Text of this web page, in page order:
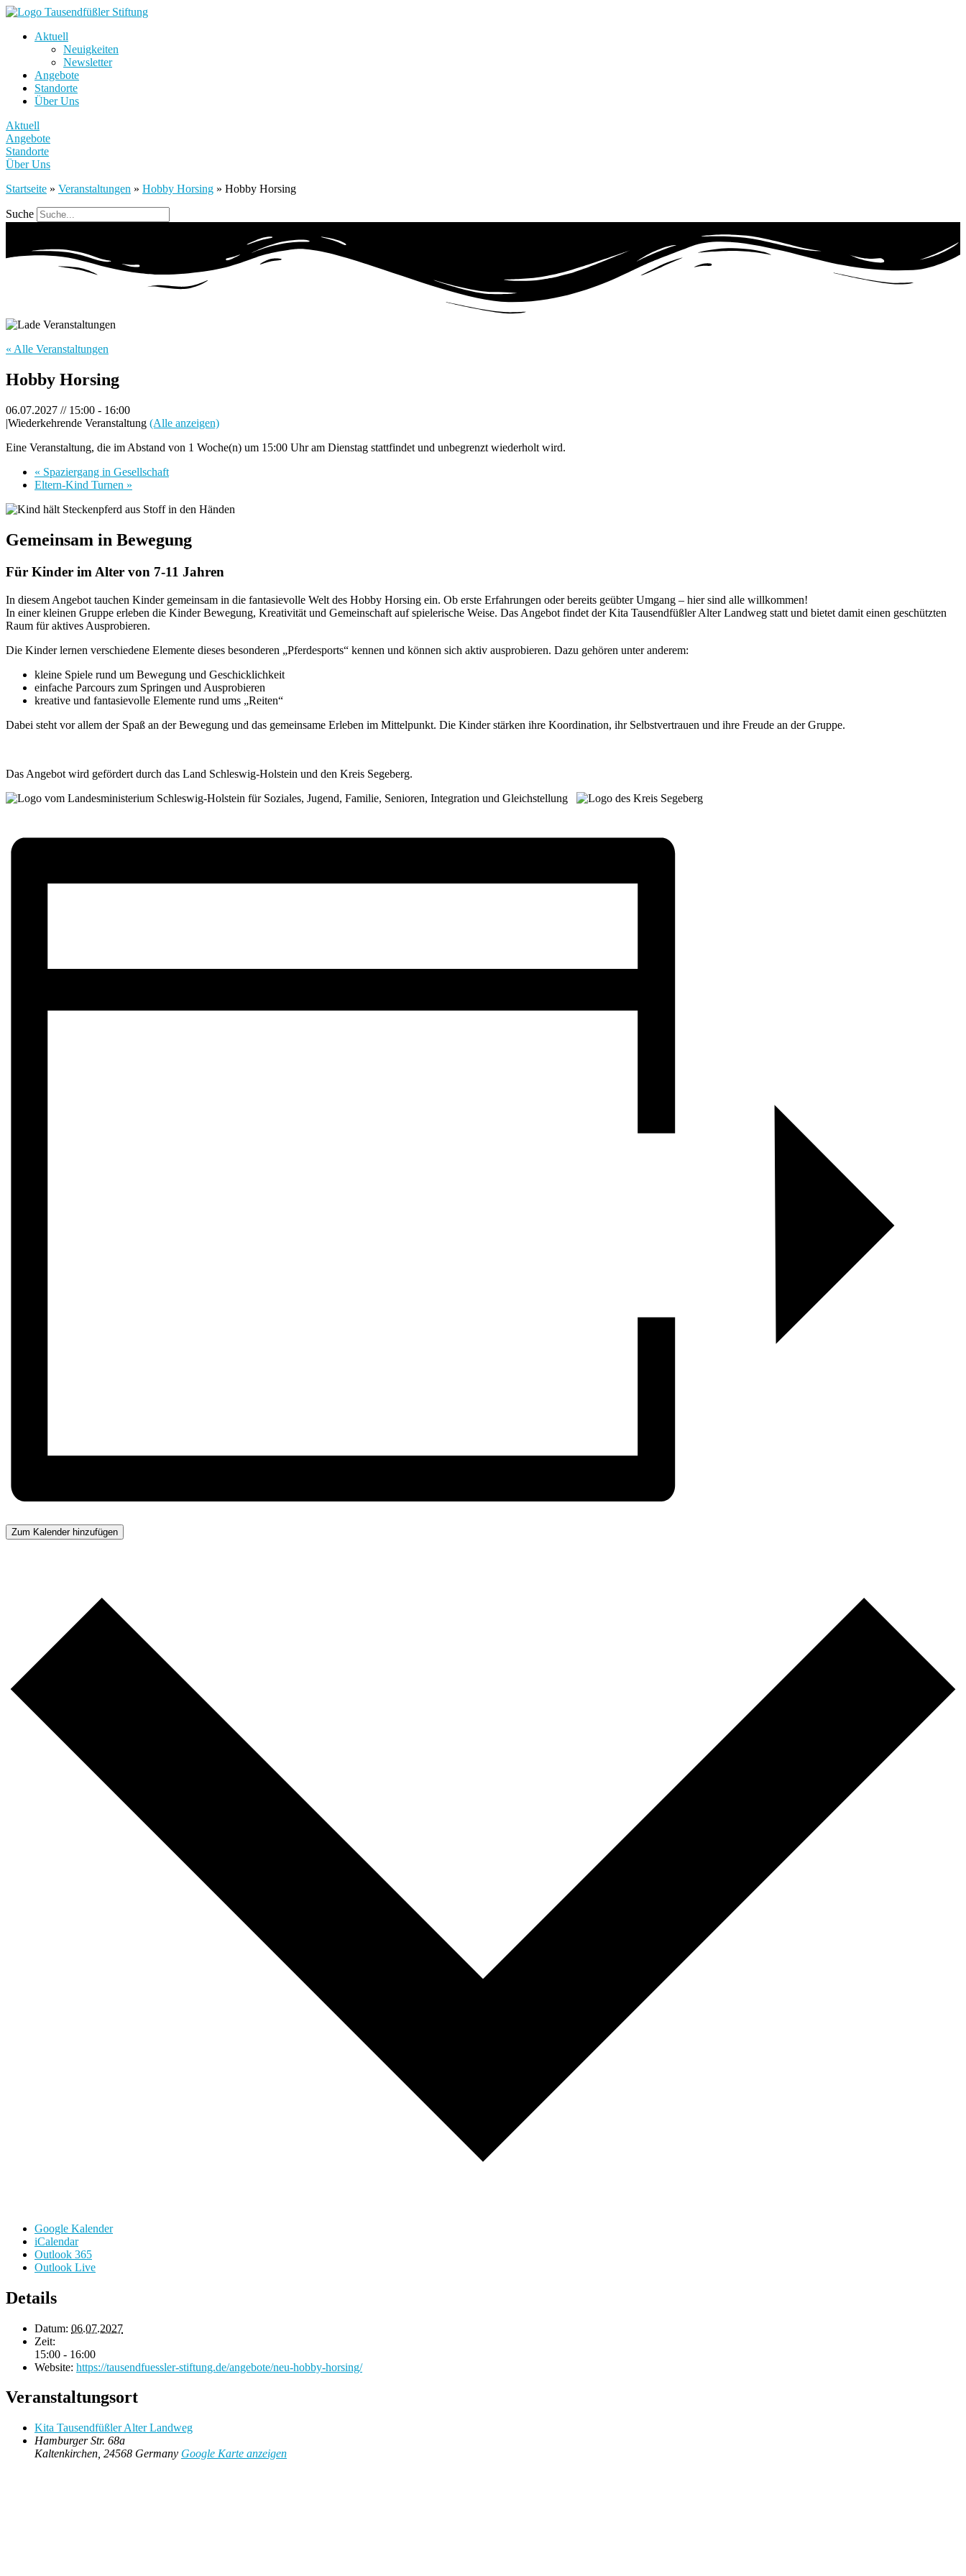
Aktuell
Neuigkeiten
Newsletter
Angebote
Standorte
Über Uns
Aktuell
Angebote
Standorte
Über Uns
Startseite » Veranstaltungen » Hobby Horsing » Hobby Horsing
Suche
« Alle Veranstaltungen
Hobby Horsing
06.07.2027 // 15:00 - 16:00
|Wiederkehrende Veranstaltung (Alle anzeigen)
Eine Veranstaltung, die im Abstand von 1 Woche(n) um 15:00 Uhr am Dienstag stattfindet und unbegrenzt wiederholt wird.
« Spaziergang in Gesellschaft
Eltern-Kind Turnen »
Gemeinsam in Bewegung
Für Kinder im Alter von 7-11 Jahren
In diesem Angebot tauchen Kinder gemeinsam in die fantasievolle Welt des Hobby Horsing ein. Ob erste Erfahrungen oder bereits geübter Umgang – hier sind alle willkommen!
In einer kleinen Gruppe erleben die Kinder Bewegung, Kreativität und Gemeinschaft auf spielerische Weise. Das Angebot findet der Kita Tausendfüßler Alter Landweg statt und bietet damit einen geschützten
Raum für aktives Ausprobieren.
Die Kinder lernen verschiedene Elemente dieses besonderen „Pferdesports“ kennen und können sich aktiv ausprobieren. Dazu gehören unter anderem:
kleine Spiele rund um Bewegung und Geschicklichkeit
einfache Parcours zum Springen und Ausprobieren
kreative und fantasievolle Elemente rund ums „Reiten“
Dabei steht vor allem der Spaß an der Bewegung und das gemeinsame Erleben im Mittelpunkt. Die Kinder stärken ihre Koordination, ihr Selbstvertrauen und ihre Freude an der Gruppe.
Das Angebot wird gefördert durch das Land Schleswig-Holstein und den Kreis Segeberg.
Zum Kalender hinzufügen
Google Kalender
iCalendar
Outlook 365
Outlook Live
Details
Datum: 06.07.2027
Zeit:
15:00 - 16:00
Website: https://tausendfuessler-stiftung.de/angebote/neu-hobby-horsing/
Veranstaltungsort
Kita Tausendfüßler Alter Landweg
Hamburger Str. 68a
Kaltenkirchen 24568 Germany Google Karte anzeigen